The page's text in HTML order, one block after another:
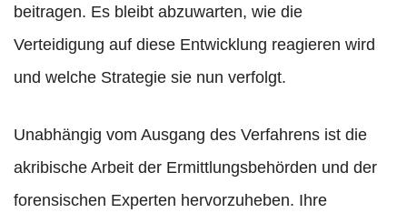
beitragen. Es bleibt abzuwarten, wie die
Verteidigung auf diese Entwicklung reagieren wird
und welche Strategie sie nun verfolgt.
Unabhängig vom Ausgang des Verfahrens ist die
akribische Arbeit der Ermittlungsbehörden und der
forensischen Experten hervorzuheben. Ihre